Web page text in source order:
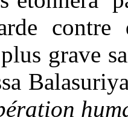
contre
grave